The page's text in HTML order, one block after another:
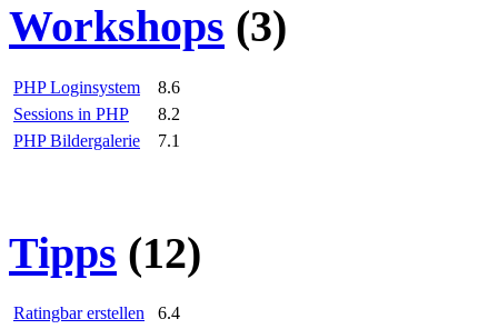
Workshops (3)
PHP Loginsystem
8.6
Sessions in PHP
8.2
PHP Bildergalerie
7.1
Tipps (12)
Ratingbar erstellen
6.4